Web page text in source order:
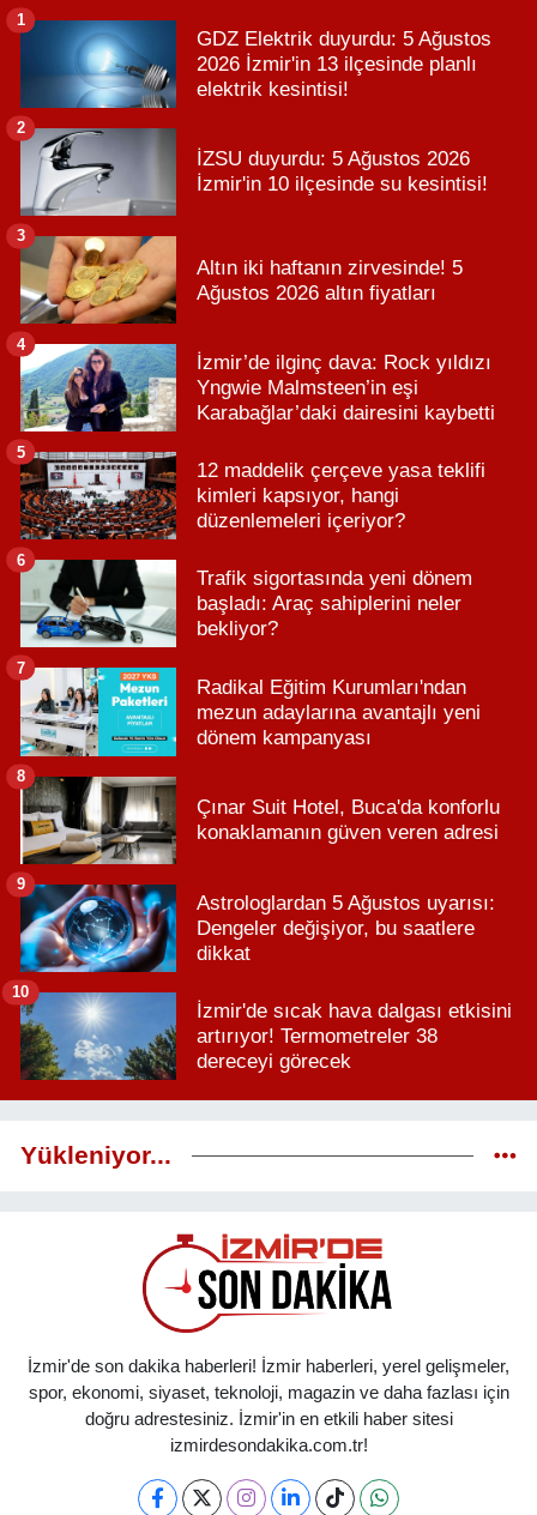
GDZ Elektrik duyurdu: 5 Ağustos
2026 İzmir'in 13 ilçesinde planlı
elektrik kesintisi!
1
İZSU duyurdu: 5 Ağustos 2026
İzmir'in 10 ilçesinde su kesintisi!
2
Altın iki haftanın zirvesinde! 5
Ağustos 2026 altın fiyatları
3
İzmir’de ilginç dava: Rock yıldızı
Yngwie Malmsteen’in eşi
Karabağlar’daki dairesini kaybetti
4
12 maddelik çerçeve yasa teklifi
kimleri kapsıyor, hangi
düzenlemeleri içeriyor?
5
Trafik sigortasında yeni dönem
başladı: Araç sahiplerini neler
bekliyor?
6
Radikal Eğitim Kurumları'ndan
mezun adaylarına avantajlı yeni
dönem kampanyası
7
Çınar Suit Hotel, Buca'da konforlu
konaklamanın güven veren adresi
8
Astrologlardan 5 Ağustos uyarısı:
Dengeler değişiyor, bu saatlere
dikkat
9
İzmir'de sıcak hava dalgası etkisini
artırıyor! Termometreler 38
dereceyi görecek
10
Yükleniyor...
İzmir'de son dakika haberleri! İzmir haberleri, yerel gelişmeler,
spor, ekonomi, siyaset, teknoloji, magazin ve daha fazlası için
doğru adrestesiniz. İzmir'in en etkili haber sitesi
izmirdesondakika.com.tr!